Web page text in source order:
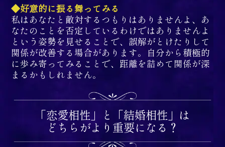
◆好意的に振る舞ってみる
私はあなたと敵対するつもりはありませんよ、あ
なたのことを否定しているわけではありませんよ
という姿勢を見せることで、誤解がとけたりして
関係が改善する場合があります。自分から積極的
に歩み寄ってみることで、距離を詰めて関係が深
まるかもしれません。
「恋愛相性」と「結婚相性」は
どちらがより重要になる？